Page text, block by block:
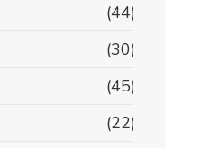
(44)
(30)
(45)
(22)